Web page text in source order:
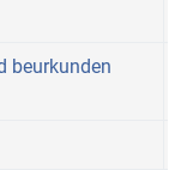
beurkunden